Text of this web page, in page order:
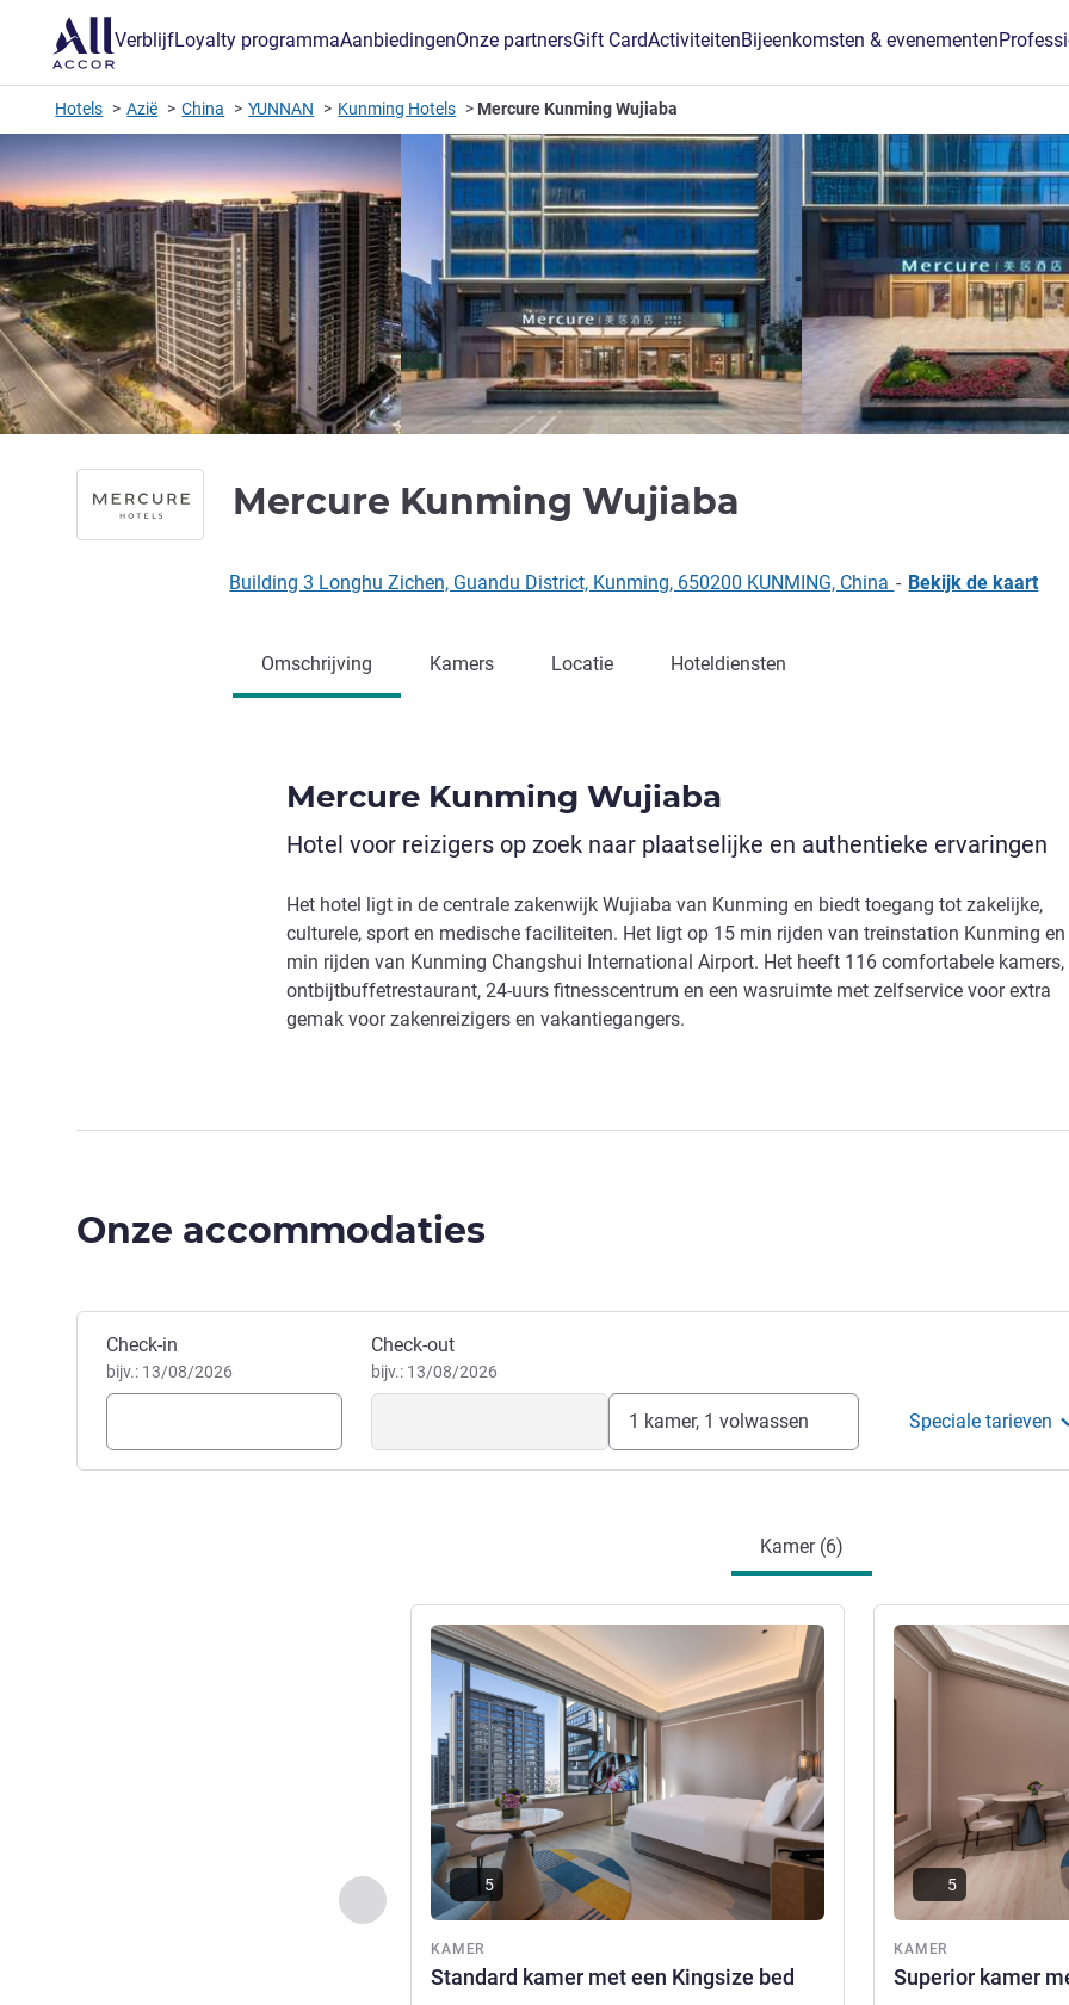
VerblijfLoyalty programmaAanbiedingenOnze partnersGift CardActiviteitenBijeenkomsten & evenementen
Hotels Azië China YUNNAN Kunming Hotels Mercure Kunming Wujiaba
Mercure Kunming Wujiaba
Building 3 Longhu Zichen, Guandu District, Kunming, 650200 KUNMING, China - Bekijk de kaart
Omschrijving Kamers Locatie Hoteldiensten
Mercure Kunming Wujiaba
Hotel voor reizigers op zoek naar plaatselijke en authentieke ervaringen
Het hotel ligt in de centrale zakenwijk Wujiaba van Kunming en biedt toegang tot zakelijke,
culturele, sport en medische faciliteiten. Het ligt op 15 min rijden van treinstation Kunming en
min rijden van Kunming Changshui International Airport. Het heeft 116 comfortabele kamers,
ontbijtbuffetrestaurant, 24-uurs fitnesscentrum en een wasruimte met zelfservice voor extra
gemak voor zakenreizigers en vakantiegangers.
Onze accommodaties
Boek dit hotel
Check-in
bijv.: 13/08/2026
Check-out
bijv.: 13/08/2026
1 kamer, 1 volwassen Speciale tarieven
Kamer (6)
Vorige - Kamer
KAMER
Standard kamer met een Kingsize bed
Meer informatie
5
KAMER
Superior kamer
Meer informatie
5